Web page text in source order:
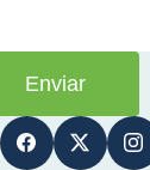
Enviar